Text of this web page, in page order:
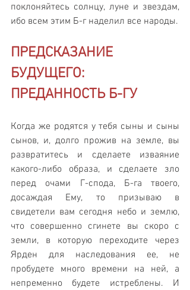
поклоняйтесь солнцу, луне и звездам,
ибо всем этим Б-г наделил все народы.
ПРЕДСКАЗАНИЕ
БУДУЩЕГО:
ПРЕДАННОСТЬ Б-ГУ
Когда же родятся у тебя сыны и сыны
сынов, и, долго прожив на земле, вы
развратитесь и сделаете изваяние
какого-либо образа, и сделаете зло
перед очами Г-спода, Б-га твоего,
досаждая Ему, то призываю в
свидетели вам сегодня небо и землю,
что совершенно сгинете вы скоро с
земли, в которую переходите через
Ярден для наследования ее, не
пробудете много времени на ней, а
непременно будете истреблены. И